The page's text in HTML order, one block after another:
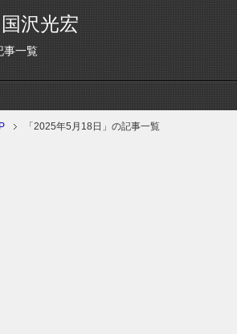
沢光宏
事一覧
「2025年5月18日」の記事一覧